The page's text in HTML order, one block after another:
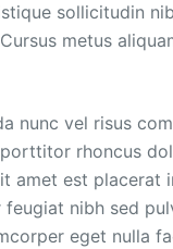
sollicitudin
metus
nunc vel risus
rhoncus
amet est placerat
feugiat nibh sed
eget nulla